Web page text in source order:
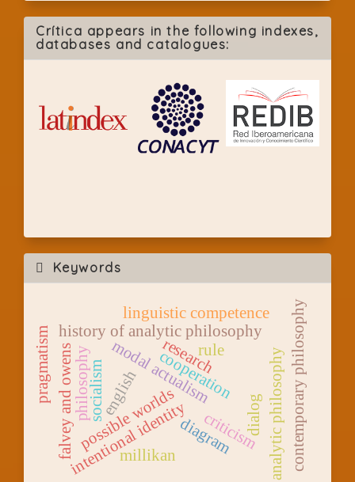
Crítica appears in the following indexes,
databases and catalogues:
Keywords
cooperation
modal actualism
criticism
dialoganalytic philosophycontemporary philosophy
history of analytic philosophy
possible worlds
intentional identity
falvey and owensphilosophy
millikan
socialism
research
english
rule
pragmatism
linguistic competence
diagram